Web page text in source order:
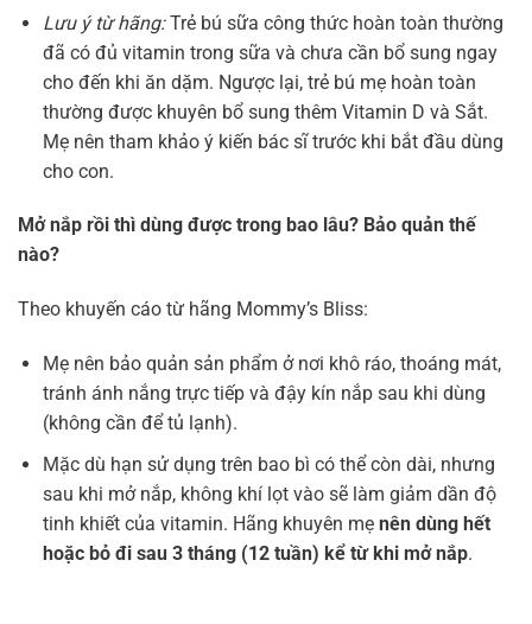
Lưu ý từ hãng:Trẻ bú sữa công thức hoàn toàn thường
đã có đủ vitamin trong sữa và chưa cần bổ sung ngay
cho đến khi ăn dặm. Ngược lại, trẻ bú mẹ hoàn toàn
thường được khuyên bổ sung thêm Vitamin D và Sắt.
Mẹ nên tham khảo ý kiến bác sĩ trước khi bắt đầu dùng
cho con.
Mở nắp rồi thì dùng được trong bao lâu? Bảo quản thế
nào?
Theo khuyến cáo từ hãng Mommy’s Bliss:
Mẹ nên bảo quản sản phẩm ở nơi khô ráo, thoáng mát,
tránh ánh nắng trực tiếp và đậy kín nắp sau khi dùng
(không cần để tủ lạnh).
Mặc dù hạn sử dụng trên bao bì có thể còn dài, nhưng
sau khi mở nắp, không khí lọt vào sẽ làm giảm dần độ
tinh khiết của vitamin. Hãng khuyên mẹ nên dùng hết
hoặc bỏ đi sau 3 tháng (12 tuần) kể từ khi mở nắp.